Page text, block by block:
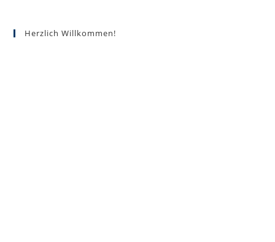
Herzlich Willkommen!